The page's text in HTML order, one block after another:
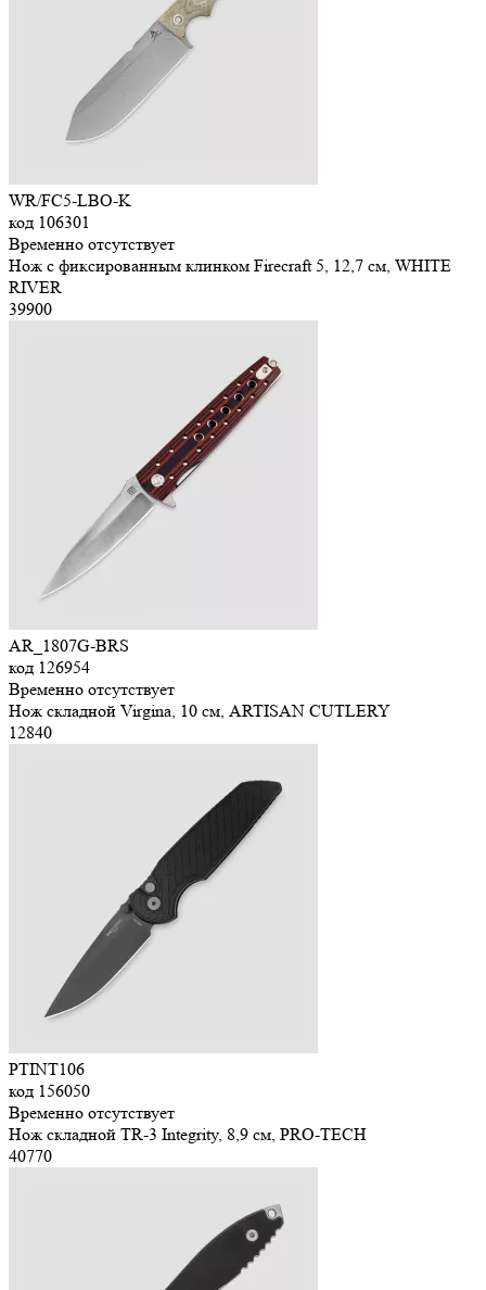
WR/FC5-LBO-K
код 106301
Временно отсутствует
Нож с фиксированным клинком Firecraft 5, 12,7 см, WHITE
RIVER
39900
AR_1807G-BRS
код 126954
Временно отсутствует
Нож складной Virgina, 10 см, ARTISAN CUTLERY
12840
PTINT106
код 156050
Временно отсутствует
Нож складной TR-3 Integrity, 8,9 см, PRO-TECH
40770